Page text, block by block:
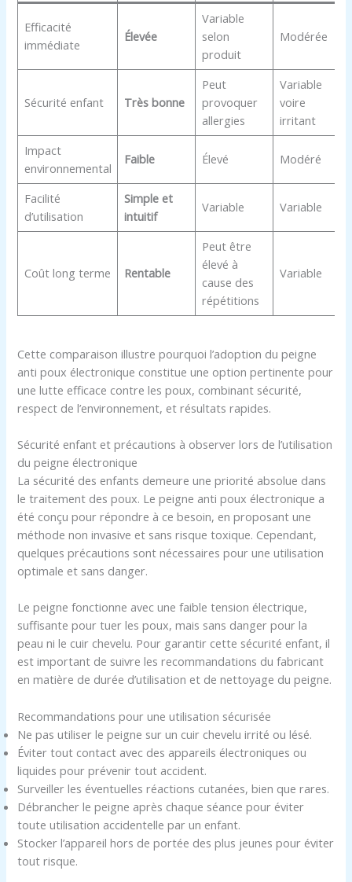
Efficacité
immédiate
Élevée
Variable
selon
produit
Modérée
Sécurité enfant Très bonne
Peut
provoquer
allergies
Variable
voire
irritant
Impact
environnemental
Faible Élevé Modéré
Facilité
d’utilisation
Simple et
intuitif
Variable Variable
Coût long terme Rentable
Peut être
élevé à
cause des
répétitions
Variable
Cette comparaison illustre pourquoi l’adoption du peigne
anti poux électronique constitue une option pertinente pour
une lutte efficace contre les poux, combinant sécurité,
respect de l’environnement, et résultats rapides.
Sécurité enfant et précautions à observer lors de l’utilisation
du peigne électronique
La sécurité des enfants demeure une priorité absolue dans
le traitement des poux. Le peigne anti poux électronique a
été conçu pour répondre à ce besoin, en proposant une
méthode non invasive et sans risque toxique. Cependant,
quelques précautions sont nécessaires pour une utilisation
optimale et sans danger.
Le peigne fonctionne avec une faible tension électrique,
suffisante pour tuer les poux, mais sans danger pour la
peau ni le cuir chevelu. Pour garantir cette sécurité enfant, il
est important de suivre les recommandations du fabricant
en matière de durée d’utilisation et de nettoyage du peigne.
Recommandations pour une utilisation sécurisée
Ne pas utiliser le peigne sur un cuir chevelu irrité ou lésé.
Éviter tout contact avec des appareils électroniques ou
liquides pour prévenir tout accident.
Surveiller les éventuelles réactions cutanées, bien que rares.
Débrancher le peigne après chaque séance pour éviter
toute utilisation accidentelle par un enfant.
Stocker l’appareil hors de portée des plus jeunes pour éviter
tout risque.